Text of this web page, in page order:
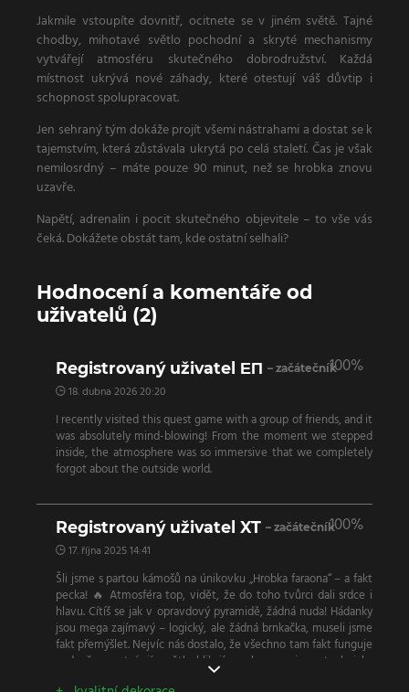
Jakmile vstoupíte dovnitř, ocitnete se v jiném světě. Tajné
chodby, mihotavé světlo pochodní a skryté mechanismy
vytvářejí atmosféru skutečného dobrodružství. Každá
místnost ukrývá nové záhady, které otestují váš důvtip i
schopnost spolupracovat.
Jen sehraný tým dokáže projít všemi nástrahami a dostat se k
tajemstvím, která zůstávala ukrytá po celá staletí. Čas je však
nemilosrdný – máte pouze 90 minut, než se hrobka znovu
uzavře.
Napětí, adrenalin i pocit skutečného objevitele – to vše vás
čeká. Dokážete obstát tam, kde ostatní selhali?
Hodnocení a komentáře od
uživatelů (2)
100%
Registrovaný uživatel ЕП – začátečník
18. dubna 2026 20:20
I recently visited this quest game with a group of friends, and it
was absolutely mind-blowing! From the moment we stepped
inside, the atmosphere was so immersive that we completely
forgot about the outside world.
100%
Registrovaný uživatel XT – začátečník
17. října 2025 14:41
Šli jsme s partou kámošů na únikovku „Hrobka faraona“ – a fakt
pecka! 🔥 Atmosféra top, vidět, že do toho tvůrci dali srdce i
hlavu. Cítíš se jak v opravdový pyramidě, žádná nuda! Hádanky
jsou mega zajímavý – logický, ale žádná brnkačka, museli jsme
fakt přemýšlet. Nejvíc nás dostalo, že všechno tam fakt funguje
– dveře se otvírají, světla blikají, zvuky reagujou… technicky
úplně jinde než většina únikovek. A obrovskej shoutout pro